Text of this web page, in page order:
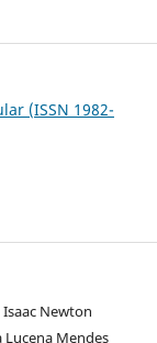
(ISSN 1982-
Newton
Lucena Mendes